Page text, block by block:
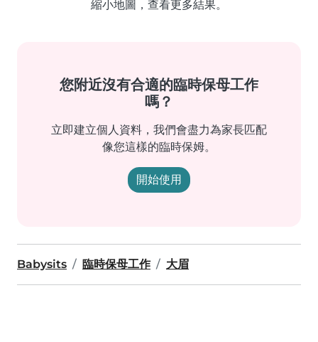
縮小地圖，查看更多結果。
您附近沒有合適的臨時保母工作
嗎？
立即建立個人資料，我們會盡力為家長匹配
像您這樣的臨時保姆。
開始使用
Babysits 臨時保母工作 大眉